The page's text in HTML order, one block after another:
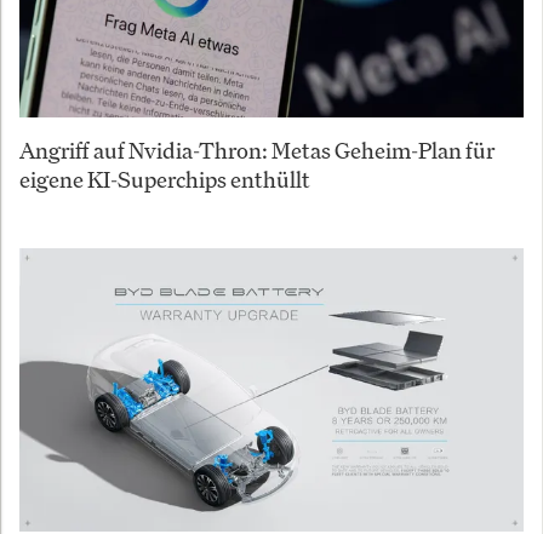
Angriff auf Nvidia-Thron: Metas Geheim-Plan für
eigene KI-Superchips enthüllt